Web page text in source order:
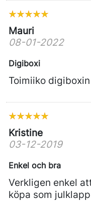
Mauri
08-01-2022
Digiboxi
Toimiiko
Kristine
03-12-2019
Enkel och bra
Verkligen enkel
köpa som